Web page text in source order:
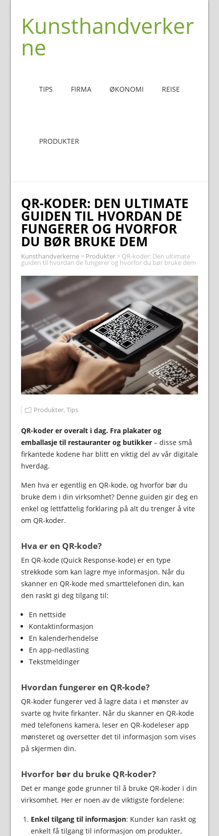
Kunsthandverker
ne
TIPS FIRMA ØKONOMI REISE
PRODUKTER
QR-KODER: DEN ULTIMATE
GUIDEN TIL HVORDAN DE
FUNGERER OG HVORFOR
DU BØR BRUKE DEM
Kunsthandverkerne> Produkter> QR-koder: Den ultimate
guiden til hvordan de fungerer og hvorfor du bør bruke dem
Produkter, Tips
QR-koder er overalt i dag. Fra plakater og
emballasje til restauranter og butikker– disse små
firkantede kodene har blitt en viktig del av vår digitale
hverdag.
Men hva er egentlig en QR-kode, og hvorfor bør du
bruke dem i din virksomhet? Denne guiden gir deg en
enkel og lettfattelig forklaring på alt du trenger å vite
om QR-koder.
Hva er en QR-kode?
En QR-kode (Quick Response-kode) er en type
strekkode som kan lagre mye informasjon. Når du
skanner en QR-kode med smarttelefonen din, kan
den raskt gi deg tilgang til:
En nettside
Kontaktinformasjon
En kalenderhendelse
En app-nedlasting
Tekstmeldinger
Hvordan fungerer en QR-kode?
QR-koder fungerer ved å lagre data i et mønster av
svarte og hvite firkanter. Når du skanner en QR-kode
med telefonens kamera, leser en QR-kodeleser app
mønsteret og oversetter det til informasjon som vises
på skjermen din.
Hvorfor bør du bruke QR-koder?
Det er mange gode grunner til å bruke QR-koder i din
virksomhet. Her er noen av de viktigste fordelene:
Enkel tilgang til informasjon: Kunder kan raskt og
enkelt få tilgang til informasjon om produkter,